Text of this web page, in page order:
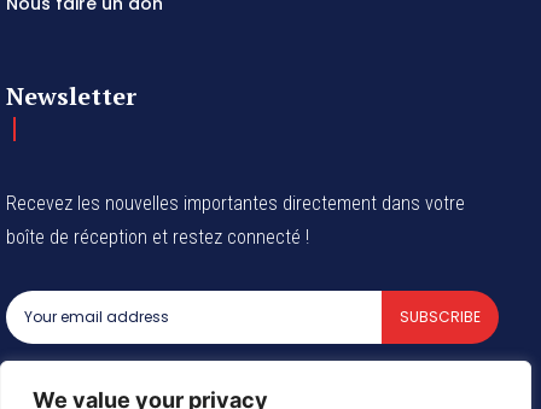
We value your privacy
Newsletter
Recevez les nouvelles importantes directement dans votre
boîte de réception et restez connecté !
SUBSCRIBE